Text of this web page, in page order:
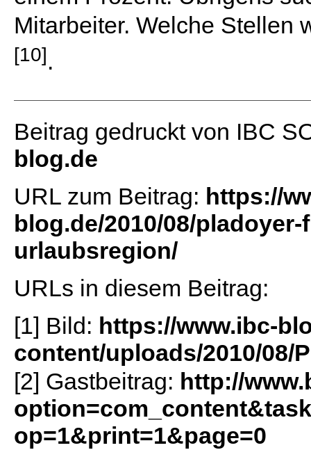
Mitarbeiter. Welche Stellen
[10].
Beitrag gedruckt von IBC
blog.de
URL zum Beitrag: https://
blog.de/2010/08/
urlaubsregion/
URLs in diesem Beitrag:
[1] Bild: https://www.ibc-
content/uploads/2010/08/
[2] Gastbeitrag: http://
op=1&print=1&page=0